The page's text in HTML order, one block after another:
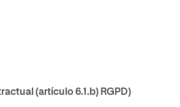
(artículo 6.1.b) RGPD)